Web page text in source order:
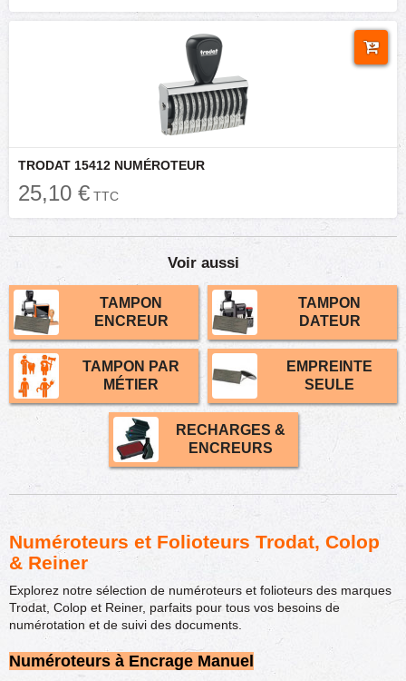
TRODAT 15412 NUMÉROTEUR
25,10 € TTC
Voir aussi
TAMPON
ENCREUR
TAMPON
DATEUR
TAMPON PAR
MÉTIER
EMPREINTE
SEULE
RECHARGES &
ENCREURS
Numéroteurs et Folioteurs Trodat, Colop
& Reiner
Explorez notre sélection de numéroteurs et folioteurs des marques
Trodat, Colop et Reiner, parfaits pour tous vos besoins de
numérotation et de suivi des documents.
Numéroteurs à Encrage Manuel